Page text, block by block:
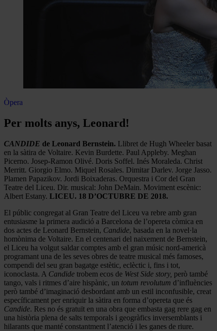
Òpera
Per molts anys, Leonard!
CANDIDE de Leonard Bernstein. Llibret de Hugh Wheeler basat
en la sàtira de Voltaire. Kevin Burdette. Paul Appleby. Meghan
Picerno. Josep-Ramon Olivé. Doris Soffel. Inés Moraleda. Christ
Merritt. Giorgio Elmo. Miquel Rosales. Dimitar Darlev. Jorge Jasso.
Plamen Papazikov. Jordi Boixaderas. Orquestra i Cor del Gran
Teatre del Liceu. Dir. musical: John DeMain. Moviment escènic:
Albert Estany. LICEU. 18 D’OCTUBRE DE 2018.
El públic congregat al Gran Teatre del Liceu va rebre amb gran
entusiasme la primera audició a Barcelona de l’opereta còmica en
dos actes de Leonard Bernstein, Candide, basada en la novel·la
homònima de Voltaire. En el centenari del naixement de Bernstein,
el Liceu ha volgut saldar comptes amb el gran músic nord-americà
programant una de les seves obres de teatre musical més famoses,
compendi del seu gran bagatge estètic, eclèctic i, fins i tot,
iconoclasta. A Candide trobem ecos de West Side story, però també
tango, vals i ritmes d’aire hispànic, un totum revolutum d’influències
però també d’imaginació desbordant amb un estil inconfusible, creat
específicament per enriquir la sàtira en forma d’opereta que és
Candide. Res no és gratuït en una obra que embasta gag rere gag en
una història plena de salts temporals i geogràfics inversemblants i
hilarants que manté constantment l’atenció i les ganes de riure.